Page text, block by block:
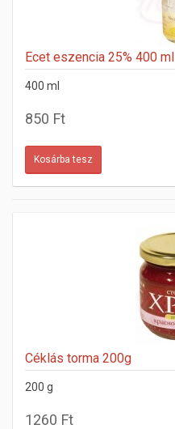
Ecet eszencia 25% 400 ml
400 ml
850 Ft
Céklás torma 200g
200 g
1260 Ft